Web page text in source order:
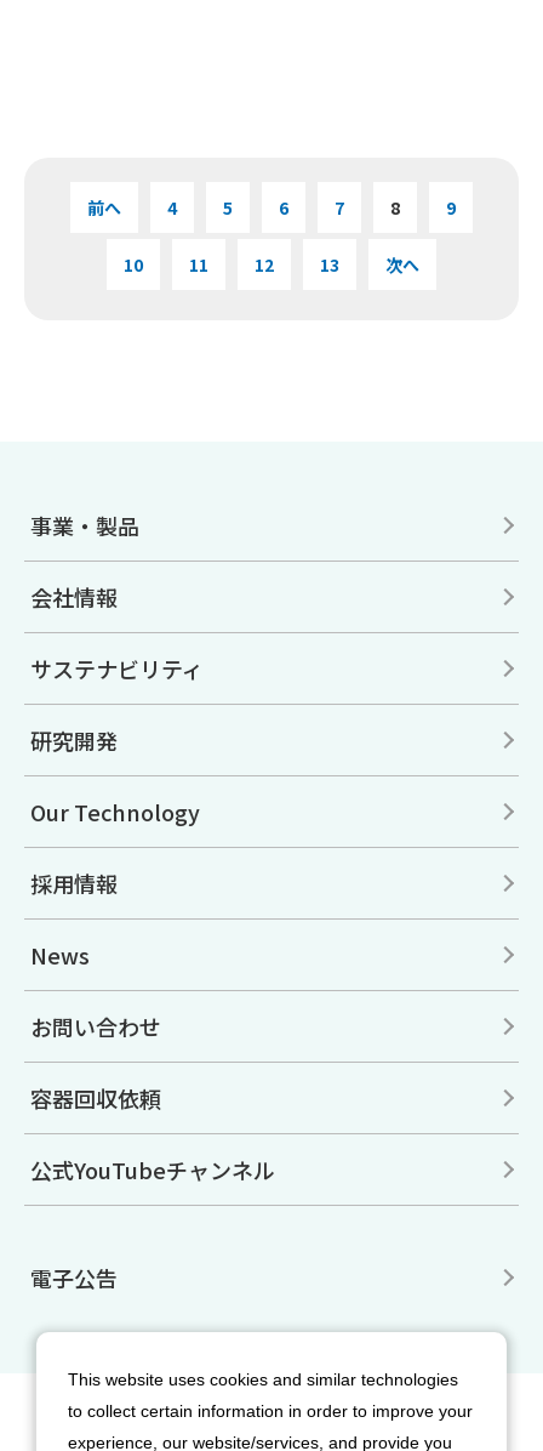
前へ 4 5 6 7 8 9
10 11 12 13 次へ
事業・製品
会社情報
サステナビリティ
研究開発
Our Technology
採用情報
News
お問い合わせ
容器回収依頼
公式YouTubeチャンネル
電子公告
利用規約
This website uses cookies and similar technologies
to collect certain information in order to improve your
experience, our website/services, and provide you